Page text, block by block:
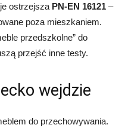
ostrzejsza PN-EN 16121 –
poza mieszkaniem.
przedszkolne” do
przejść inne testy.
wejdzie
do przechowywania.